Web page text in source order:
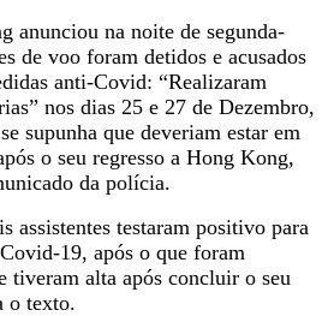
anunciou na noite de segunda-
de voo foram detidos e acusados
anti-Covid: “Realizaram
nos dias 25 e 27 de Dezembro,
supunha que deveriam estar em
o seu regresso a Hong Kong,
da polícia.
assistentes testaram positivo para
19, após o que foram
tiveram alta após concluir o seu
o texto.